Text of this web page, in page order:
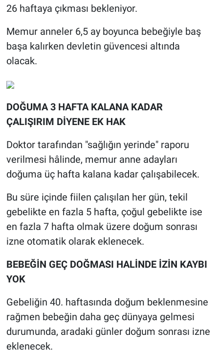
26 haftaya çıkması bekleniyor.
Memur anneler 6,5 ay boyunca bebeğiyle baş
başa kalırken devletin güvencesi altında
olacak.
DOĞUMA 3 HAFTA KALANA KADAR
ÇALIŞIRIM DİYENE EK HAK
Doktor tarafından "sağlığın yerinde" raporu
verilmesi hâlinde, memur anne adayları
doğuma üç hafta kalana kadar çalışabilecek.
Bu süre içinde fiilen çalışılan her gün, tekil
gebelikte en fazla 5 hafta, çoğul gebelikte ise
en fazla 7 hafta olmak üzere doğum sonrası
izne otomatik olarak eklenecek.
BEBEĞİN GEÇ DOĞMASI HALİNDE İZİN KAYBI
YOK
Gebeliğin 40. haftasında doğum beklenmesine
rağmen bebeğin daha geç dünyaya gelmesi
durumunda, aradaki günler doğum sonrası izne
eklenecek.